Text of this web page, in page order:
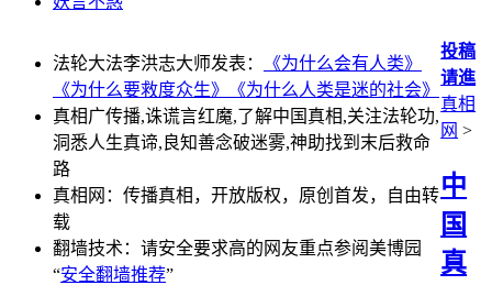
法轮大法李洪志大师发表：
《为什么会有人类》
《为什么要救度众生》
《为什么人类是迷的社会》
真相广传播,诛谎言红魔,了解中国真相,关注法轮功,
洞悉人生真谛,良知善念破迷雾,神助找到末后救命
路
真相网：传播真相，开放版权，原创首发，自由转
载
翻墙技术：请安全要求高的网友重点参阅美博园
“安全翻墙推荐”
投稿
请進
真相
网 >
中
国
真